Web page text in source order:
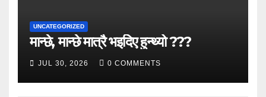
UNCATEGORIZED
मान्छे, मान्छे मात्रै भइदिए हुन्थ्यो ???
JUL 30, 2026 0 COMMENTS